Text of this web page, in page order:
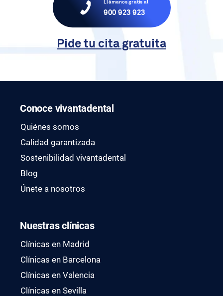
Llámanos gratis al
900 923 923
Pide tu cita gratuita
Conoce vivantadental
Quiénes somos
Calidad garantizada
Sostenibilidad vivantadental
Blog
Únete a nosotros
Nuestras clínicas
Clínicas en Madrid
Clínicas en Barcelona
Clínicas en Valencia
Clínicas en Sevilla